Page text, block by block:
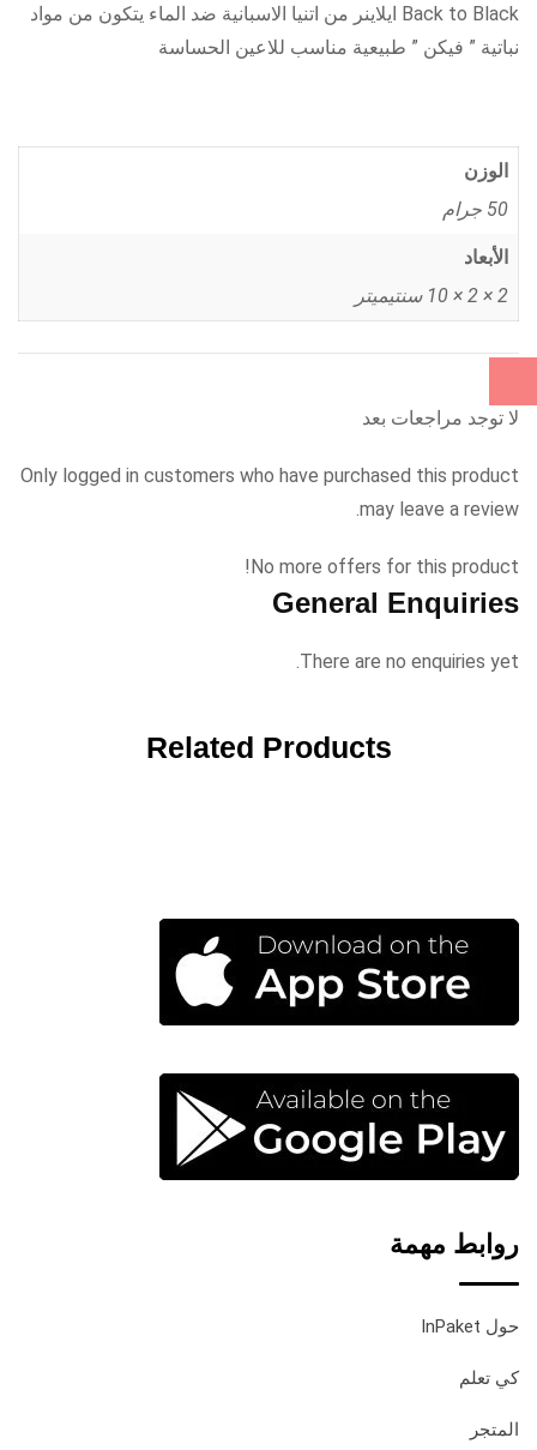
Back to Black ايلاينر من اتنيا الاسبانية ضد الماء يتكون من مواد
نباتية ” فيكن ” طبيعية مناسب للاعين الحساسة
الوزن
50 جرام
الأبعاد
2 × 2 × 10 سنتيميتر
لا توجد مراجعات بعد
Only logged in customers who have purchased this product
may leave a review.
No more offers for this product!
General Enquiries
There are no enquiries yet.
Related Products
روابط مهمة
حول InPaket
كي تعلم
المتجر